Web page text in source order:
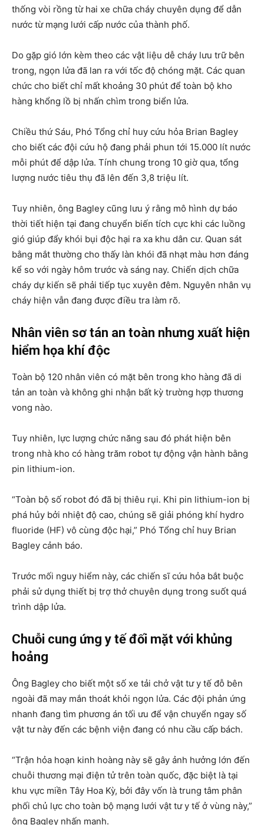
thống vòi rồng từ hai xe chữa cháy chuyên dụng để dẫn
nước từ mạng lưới cấp nước của thành phố.
Do gặp gió lớn kèm theo các vật liệu dễ cháy lưu trữ bên
trong, ngọn lửa đã lan ra với tốc độ chóng mặt. Các quan
chức cho biết chỉ mất khoảng 30 phút để toàn bộ kho
hàng khổng lồ bị nhấn chìm trong biển lửa.
Chiều thứ Sáu, Phó Tổng chỉ huy cứu hỏa Brian Bagley
cho biết các đội cứu hộ đang phải phun tới 15.000 lít nước
mỗi phút để dập lửa. Tính chung trong 10 giờ qua, tổng
lượng nước tiêu thụ đã lên đến 3,8 triệu lít.
Tuy nhiên, ông Bagley cũng lưu ý rằng mô hình dự báo
thời tiết hiện tại đang chuyển biến tích cực khi các luồng
gió giúp đẩy khói bụi độc hại ra xa khu dân cư. Quan sát
bằng mắt thường cho thấy làn khói đã nhạt màu hơn đáng
kể so với ngày hôm trước và sáng nay. Chiến dịch chữa
cháy dự kiến sẽ phải tiếp tục xuyên đêm. Nguyên nhân vụ
cháy hiện vẫn đang được điều tra làm rõ.
Nhân viên sơ tán an toàn nhưng xuất hiện
hiểm họa khí độc
Toàn bộ 120 nhân viên có mặt bên trong kho hàng đã di
tản an toàn và không ghi nhận bất kỳ trường hợp thương
vong nào.
Tuy nhiên, lực lượng chức năng sau đó phát hiện bên
trong nhà kho có hàng trăm robot tự động vận hành bằng
pin lithium-ion.
“Toàn bộ số robot đó đã bị thiêu rụi. Khi pin lithium-ion bị
phá hủy bởi nhiệt độ cao, chúng sẽ giải phóng khí hydro
fluoride (HF) vô cùng độc hại,” Phó Tổng chỉ huy Brian
Bagley cảnh báo.
Trước mối nguy hiểm này, các chiến sĩ cứu hỏa bắt buộc
phải sử dụng thiết bị trợ thở chuyên dụng trong suốt quá
trình dập lửa.
Chuỗi cung ứng y tế đối mặt với khủng
hoảng
Ông Bagley cho biết một số xe tải chở vật tư y tế đỗ bên
ngoài đã may mắn thoát khỏi ngọn lửa. Các đội phản ứng
nhanh đang tìm phương án tối ưu để vận chuyển ngay số
vật tư này đến các bệnh viện đang có nhu cầu cấp bách.
“Trận hỏa hoạn kinh hoàng này sẽ gây ảnh hưởng lớn đến
chuỗi thương mại điện tử trên toàn quốc, đặc biệt là tại
khu vực miền Tây Hoa Kỳ, bởi đây vốn là trung tâm phân
phối chủ lực cho toàn bộ mạng lưới vật tư y tế ở vùng này,”
ông Bagley nhấn mạnh.